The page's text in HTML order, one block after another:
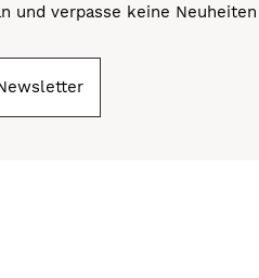
und verpasse keine Neuheiten